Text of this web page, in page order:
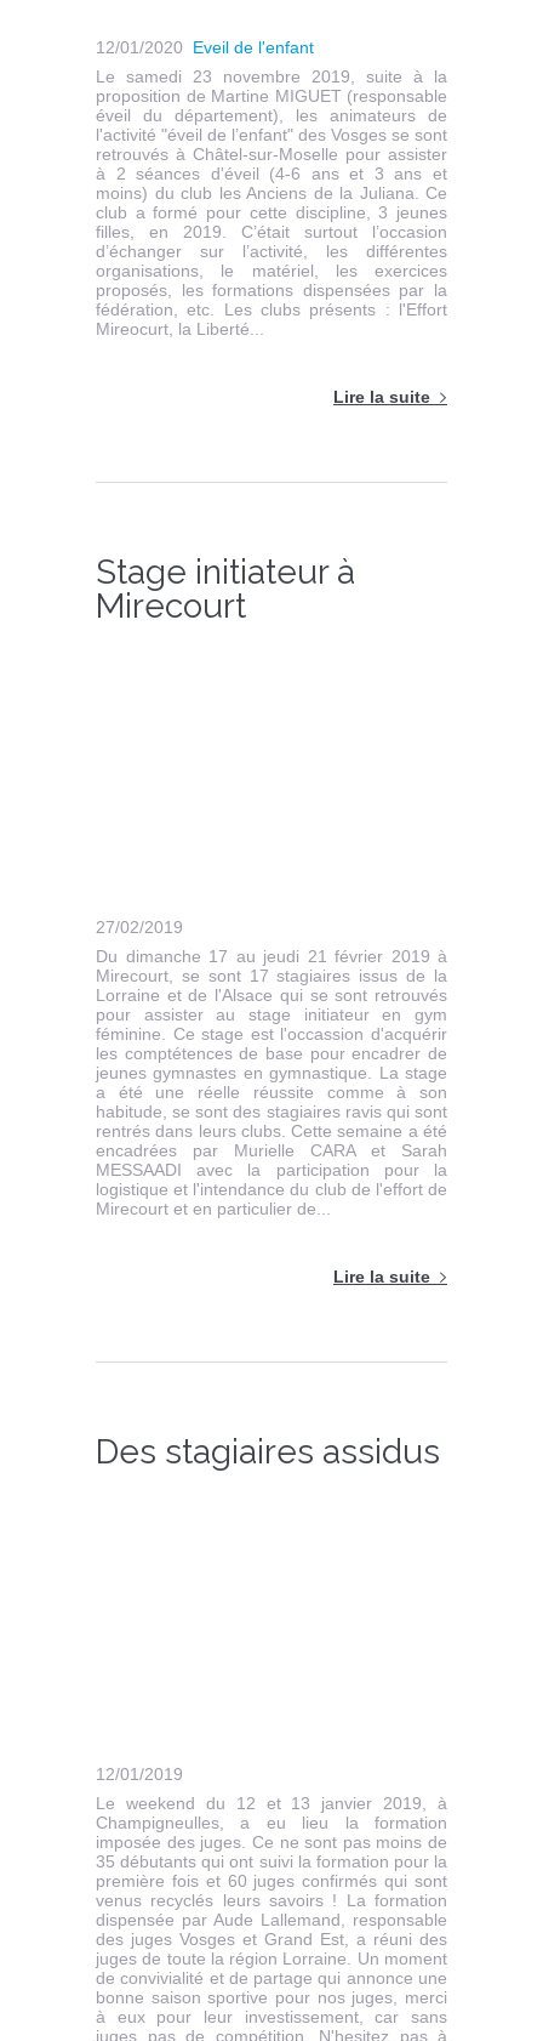
12/01/2020
Eveil de l'enfant
Le samedi 23 novembre 2019, suite à la
proposition de Martine MIGUET (responsable
éveil du département), les animateurs de
l'activité "éveil de l’enfant" des Vosges se sont
retrouvés à Châtel-sur-Moselle pour assister
à 2 séances d'éveil (4-6 ans et 3 ans et
moins) du club les Anciens de la Juliana. Ce
club a formé pour cette discipline, 3 jeunes
filles, en 2019. C’était surtout l’occasion
d’échanger sur l’activité, les différentes
organisations, le matériel, les exercices
proposés, les formations dispensées par la
fédération, etc. Les clubs présents : l'Effort
Mireocurt, la Liberté...
Lire la suite
Stage initiateur à
Mirecourt
27/02/2019
Du dimanche 17 au jeudi 21 février 2019 à
Mirecourt, se sont 17 stagiaires issus de la
Lorraine et de l'Alsace qui se sont retrouvés
pour assister au stage initiateur en gym
féminine. Ce stage est l'occassion d'acquérir
les comptétences de base pour encadrer de
jeunes gymnastes en gymnastique. La stage
a été une réelle réussite comme à son
habitude, se sont des stagiaires ravis qui sont
rentrés dans leurs clubs. Cette semaine a été
encadrées par Murielle CARA et Sarah
MESSAADI avec la participation pour la
logistique et l'intendance du club de l'effort de
Mirecourt et en particulier de...
Lire la suite
Des stagiaires assidus
12/01/2019
Le weekend du 12 et 13 janvier 2019, à
Champigneulles, a eu lieu la formation
imposée des juges. Ce ne sont pas moins de
35 débutants qui ont suivi la formation pour la
première fois et 60 juges confirmés qui sont
venus recyclés leurs savoirs ! La formation
dispensée par Aude Lallemand, responsable
des juges Vosges et Grand Est, a réuni des
juges de toute la région Lorraine. Un moment
de convivialité et de partage qui annonce une
bonne saison sportive pour nos juges, merci
à eux pour leur investissement, car sans
juges pas de compétition. N'hesitez pas à